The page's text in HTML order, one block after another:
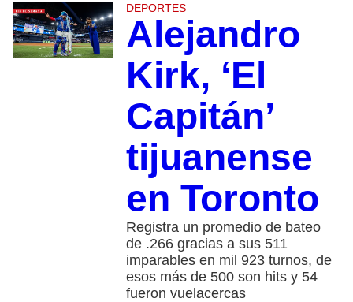
DEPORTES
Alejandro
Kirk, ‘El
Capitán’
tijuanense
en Toronto
Registra un promedio de bateo
de .266 gracias a sus 511
imparables en mil 923 turnos, de
esos más de 500 son hits y 54
fueron vuelacercas